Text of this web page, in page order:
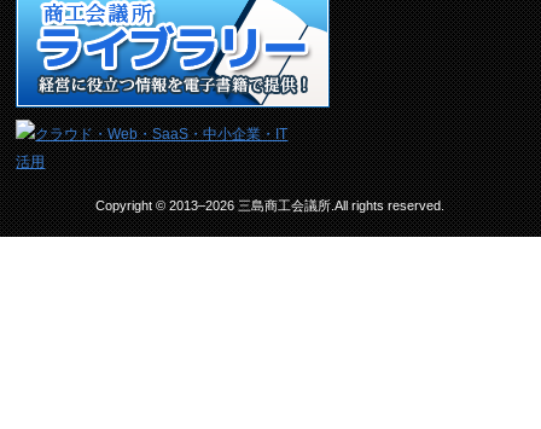
Copyright © 2013–2026 三島商工会議所.All rights reserved.